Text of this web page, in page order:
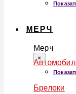
МЕРЧ
Мерч
×
Брелоки